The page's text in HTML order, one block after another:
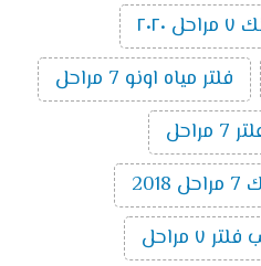
فلتر مياه اونو 7 مراحل
٧ مراحل